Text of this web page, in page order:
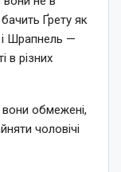
Ґрету як
і Шрапнель —
в різних
обмежені,
чоловічі